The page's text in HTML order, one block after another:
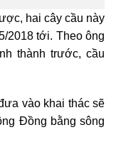
hai cây cầu này
2018 tới. Theo ông
thành trước, cầu
vào khai thác sẽ
Đồng bằng sông